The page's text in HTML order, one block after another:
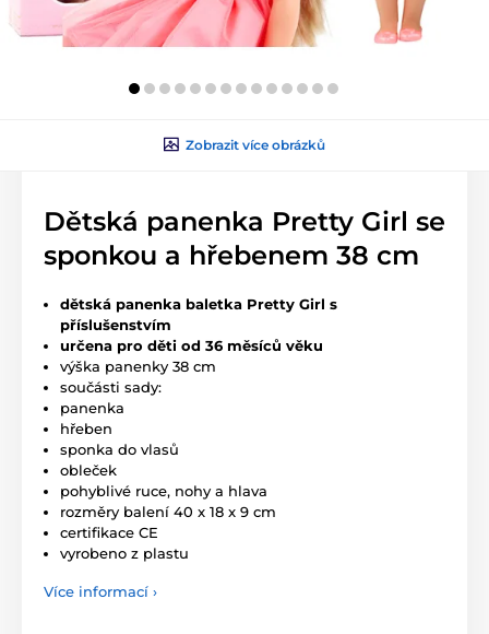
Zobrazit více obrázků
Dětská panenka Pretty Girl se
sponkou a hřebenem 38 cm
dětská panenka baletka Pretty Girl s
příslušenstvím
určena pro děti od 36 měsíců věku
výška panenky 38 cm
součásti sady:
panenka
hřeben
sponka do vlasů
obleček
pohyblivé ruce, nohy a hlava
rozměry balení 40 x 18 x 9 cm
certifikace CE
vyrobeno z plastu
Více informací ›